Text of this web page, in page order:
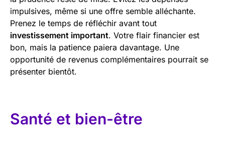
impulsives, même si une offre semble alléchante.
Prenez le temps de réfléchir avant tout
investissement important. Votre flair financier est
bon, mais la patience paiera davantage. Une
opportunité de revenus complémentaires pourrait se
présenter bientôt.
Santé et bien-être